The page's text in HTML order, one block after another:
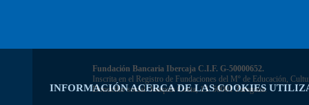
INFORMACIÓN ACERCA DE LAS COOKIES
Fundación Bancaria Ibercaja C.I.F. G-50000652.
Inscrita en el Registro de Fundaciones del Mº de Educación,
Domicilio social: Joaquín Costa, 13. 50001 Zaragoza.